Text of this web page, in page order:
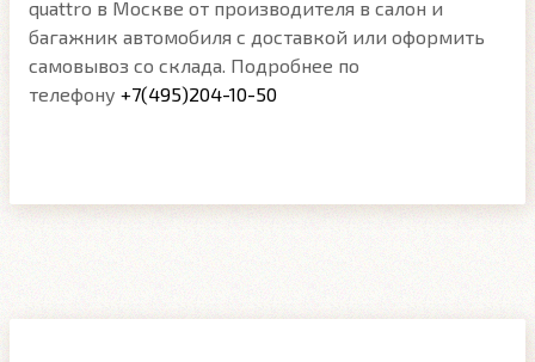
quattro в Москве от производителя в салон и
багажник автомобиля с доставкой или оформить
самовывоз со склада. Подробнее по
телефону +7(495)204-10-50